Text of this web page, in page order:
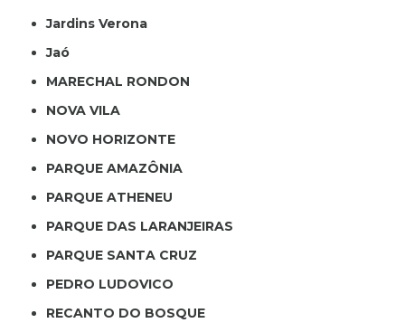
Jardins Verona
Jaó
MARECHAL RONDON
NOVA VILA
NOVO HORIZONTE
PARQUE AMAZÔNIA
PARQUE ATHENEU
PARQUE DAS LARANJEIRAS
PARQUE SANTA CRUZ
PEDRO LUDOVICO
RECANTO DO BOSQUE